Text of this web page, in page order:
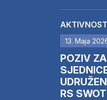
13. Maja
POZIV
RS SWOT